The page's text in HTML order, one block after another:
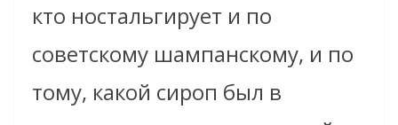
кто ностальгирует и по
советскому шампанскому, и по
тому, какой сироп был в